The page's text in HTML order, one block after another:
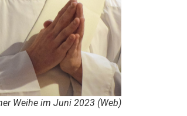
Weihe im Juni 2023 (Web)